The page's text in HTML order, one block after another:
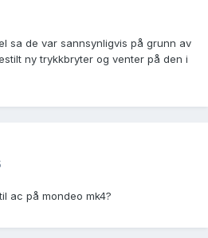
sa de var sannsynligvis på grunn av
ny trykkbryter og venter på den i
ac på mondeo mk4?